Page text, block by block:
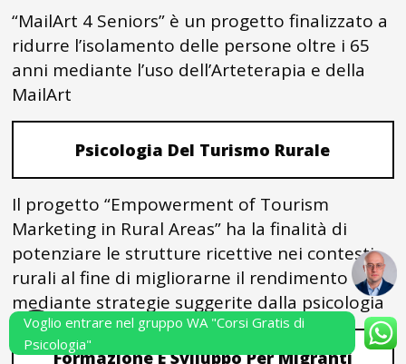
“MailArt 4 Seniors” è un progetto finalizzato a
ridurre l’isolamento delle persone oltre i 65
anni mediante l’uso dell’Arteterapia e della
MailArt
Psicologia Del Turismo Rurale
Il progetto “Empowerment of Tourism
Marketing in Rural Areas” ha la finalità di
potenziare le strutture ricettive nei contesti
rurali al fine di migliorarne il rendimento
mediante strategie suggerite dalla psicologia
Formazione E Sviluppo Per Migranti
Voglio entrare nel gruppo WA "Corsi Gratis di
Psicologia"